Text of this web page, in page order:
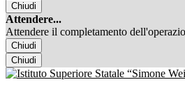
Chiudi
Attendere...
Attendere il completamento
Chiudi
Chiudi